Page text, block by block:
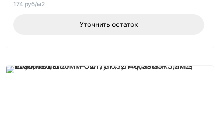
174 руб/м2
Уточнить остаток